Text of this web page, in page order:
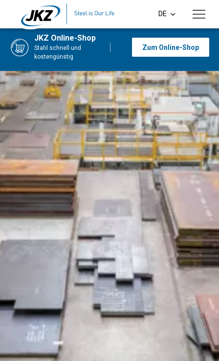
Skip to main content
EN
DE
PL
SI
HU
JKZ Online-Shop
Stahl schnell und
kostengünstig
Zum Online-Shop